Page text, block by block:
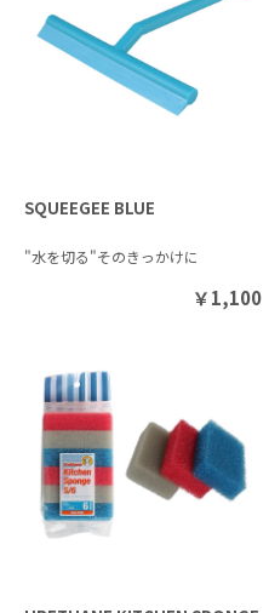
SQUEEGEE BLUE
"水を切る"そのきっかけに
￥1,100